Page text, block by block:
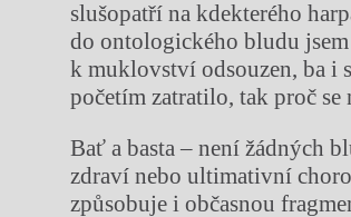
slušopatří na kdekterého
do ontologického bludu
k muklovství odsouzen, ba i
početím zatratilo, tak proč
Bať a basta – není žádných
zdraví nebo ultimativní
způsobuje i občasnou